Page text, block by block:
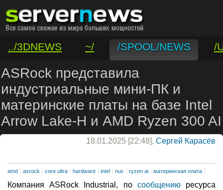
../3DNEWS ~/ /SPOOL/NEWS
/
/VAR/CONTACT
ASRock представила
индустриальные мини-ПК и
материнские платы на базе Intel
Arrow Lake-H и AMD Ryzen 300 AI
18.01.2025 [22:48], Сергей Карасёв
amd asrock core ultra hardware intel nuc ryzen ai материнская плата
Компания ASRock Industrial, по сообщениюресурса